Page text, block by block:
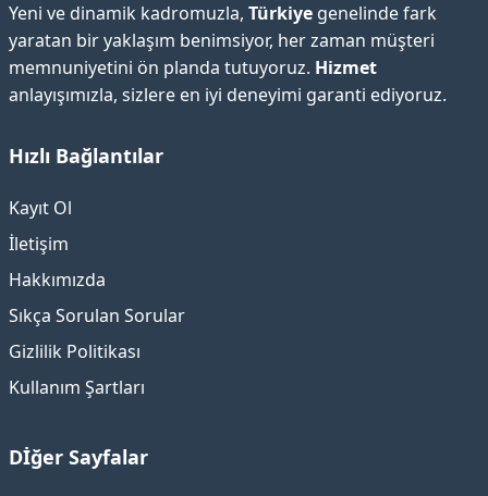
Yeni ve dinamik kadromuzla, Türkiye genelinde fark
yaratan bir yaklaşım benimsiyor, her zaman müşteri
memnuniyetini ön planda tutuyoruz. Hizmet
anlayışımızla, sizlere en iyi deneyimi garanti ediyoruz.
Hızlı Bağlantılar
Kayıt Ol
İletişim
Hakkımızda
Sıkça Sorulan Sorular
Gizlilik Politikası
Kullanım Şartları
Dİğer Sayfalar